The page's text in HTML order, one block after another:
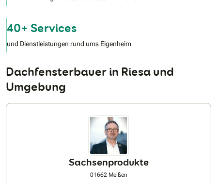
40+ Services
und Dienstleistungen rund ums Eigenheim
Dachfensterbauer in Riesa und
Umgebung
Sachsenprodukte
01662 Meißen